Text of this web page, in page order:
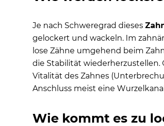
Je nach Schweregrad dieses
gelockert und wackeln. Im
lose Zähne umgehend beim
die Stabilität
Vitalität des Zahnes
Anschluss meist eine
Wie kommt es zu